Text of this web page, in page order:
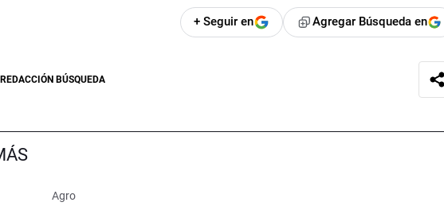
+ Seguir en Agregar Búsqueda en
REDACCIÓN BÚSQUEDA
Agro